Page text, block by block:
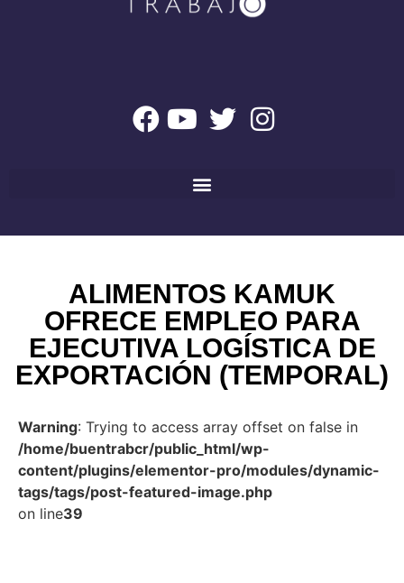
ALIMENTOS KAMUK
OFRECE EMPLEO PARA
EJECUTIVA LOGÍSTICA DE
EXPORTACIÓN (TEMPORAL)
Warning: Trying to access array offset on false in
/home/buentrabcr/public_html/wp-
content/plugins/elementor-pro/modules/dynamic-
tags/tags/post-featured-image.php
on line39